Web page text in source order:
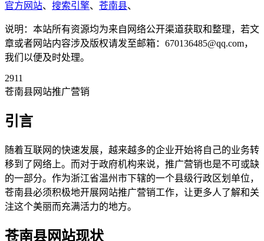
官方网站、 搜索引擎、 苍南县、
说明：本站所有资源均为来自网络公开渠道获取和整理，若文
章或者网站内容涉及版权请发至邮箱：670136485@qq.com，
我们以便及时处理。
2911
苍南县网站推广营销
引言
随着互联网的快速发展，越来越多的企业开始将自己的业务转
移到了网络上。而对于政府机构来说，推广营销也是不可或缺
的一部分。作为浙江省温州市下辖的一个县级行政区划单位，
苍南县必须积极地开展网站推广营销工作，让更多人了解和关
注这个美丽而充满活力的地方。
苍南县网站现状